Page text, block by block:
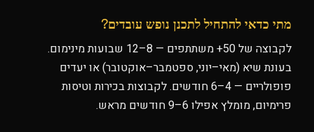
מתי כדאי להתחיל לתכנן נופש עובדים?
לקבוצה של 50+ משתתפים — 8–12 שבועות מינימום.
בעונת שיא (מאי–יוני, ספטמבר–אוקטובר) או יעדים
פופולריים — 4–6 חודשים. לקבוצות בכירות וטיסות
פרימיום, מומלץ אפילו 6–9 חודשים מראש.